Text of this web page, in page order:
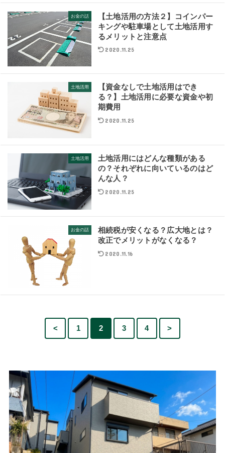
お金の話
【土地活用の方法２】コインパー
キングや駐車場として土地活用す
るメリットと注意点
2020.11.25
土地活用
【資金なしで土地活用はでき
る？】土地活用に必要な資金や初
期費用
2020.11.25
土地活用
土地活用にはどんな種類がある
の？それぞれに向いているのはど
んな人？
2020.11.25
お金の話
相続税が安くなる？広大地とは？
改正でメリットがなくなる？
2020.11.16
< 1 2 3 4 >